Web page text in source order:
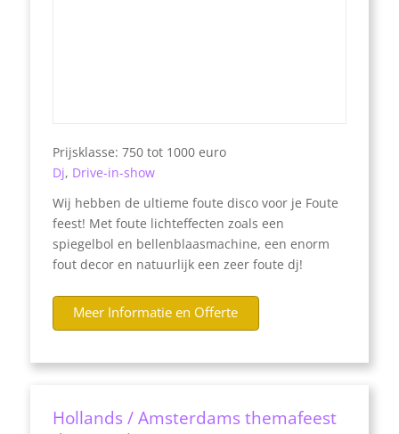
Prijsklasse: 750 tot 1000 euro
Dj, Drive-in-show
Wij hebben de ultieme foute disco voor je Foute
feest! Met foute lichteffecten zoals een
spiegelbol en bellenblaasmachine, een enorm
fout decor en natuurlijk een zeer foute dj!
Meer Informatie en Offerte
Hollands / Amsterdams themafeest